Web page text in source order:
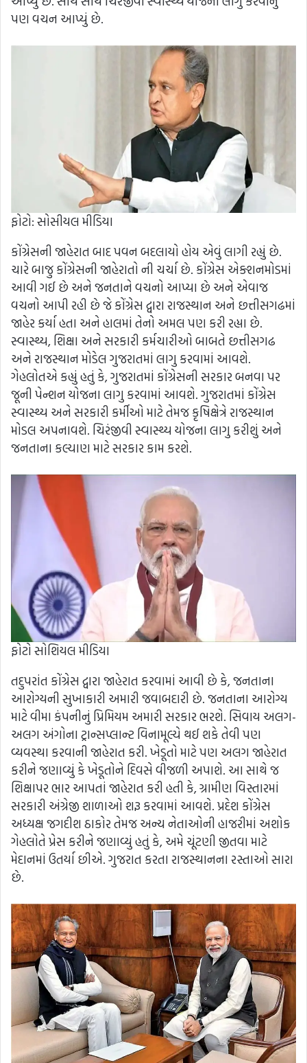
પણ વચન આપ્યું છે.
ફોટો: સોસીયલ મીડિયા
કોંગ્રેસની જાહેરાત બાદ પવન બદલાયો હોય એવું લાગી રહ્યું છે.
ચારે બાજુ કોંગ્રેસની જાહેરાતો ની ચર્ચા છે. કોંગ્રેસ એક્શનમોડમાં
આવી ગઈ છે અને જનતાને વચનો આપ્યા છે અને એવાજ
વચનો આપી રહી છે જે કોંગ્રેસ દ્વારા રાજસ્થાન અને છત્તીસગઢમાં
જાહેર કર્યા હતા અને હાલમાં તેનો અમલ પણ કરી રહ્યા છે.
સ્વાસ્થ્ય, શિક્ષા અને સરકારી કર્મચારીઓ બાબતે છત્તીસગઢ
અને રાજસ્થાન મોડેલ ગુજરાતમાં લાગુ કરવામાં આવશે.
ગેહલોતએ કહ્યું હતું કે, ગુજરાતમાં કોંગ્રેસની સરકાર બનવા પર
જૂની પેન્શન યોજના લાગુ કરવામાં આવશે. ગુજરાતમાં કોંગ્રેસ
સ્વાસ્થ્ય અને સરકારી કર્મીઓ માટે તેમજ કૃષિક્ષેત્રે રાજસ્થાન
મોડલ અપનાવશે. ચિરંજીવી સ્વાસ્થ્ય યોજના લાગુ કરીશું અને
જનતાના કલ્યાણ માટે સરકાર કામ કરશે.
ફોટો સોશિયલ મીડિયા
તદુપરાંત કોંગ્રેસ દ્વારા જાહેરાત કરવામાં આવી છે કે, જનતાના
આરોગ્યની સુખાકારી અમારી જવાબદારી છે. જનતાના આરોગ્ય
માટે વીમા કંપનીનું પ્રિમિયમ અમારી સરકાર ભરશે. સિવાય અલગ-
અલગ અંગોના ટ્રાન્સપ્લાન્ટ વિનામૂલ્યે થઈ શકે તેવી પણ
વ્યવસ્થા કરવાની જાહેરાત કરી. ખેડૂતો માટે પણ અલગ જાહેરાત
કરીને જણાવ્યું કે ખેડૂતોને દિવસે વીજળી અપાશે. આ સાથે જ
શિક્ષાપર ભાર આપતાં જાહેરાત કરી હતી કે, ગ્રામીણ વિસ્તારમાં
સરકારી અંગ્રેજી શાળાઓ શરૂ કરવામાં આવશે. પ્રદેશ કોંગ્રેસ
અધ્યક્ષ જગદીશ ઠાકોર તેમજ અન્ય નેતાઓની હાજરીમાં અશોક
ગેહલોતે પ્રેસ કરીને જણાવ્યું હતું કે, અમે ચૂંટણી જીતવા માટે
મેદાનમાં ઉતર્યા છીએ. ગુજરાત કરતા રાજસ્થાનના રસ્તાઓ સારા
છે.